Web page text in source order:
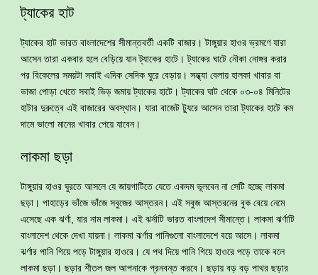
ট্যাকের হাট
ট্যাকের হাট ভারত বাংলাদেশের সীমান্তবর্তী একটি বাজার। টাঙ্গুয়ার হাওর ভ্রমণে যারা
আসেন তারা একবার হলে বেড়িয়ে যান ট্যাকের হাটে। ট্যাকের ঘাটে নৌকা নোঙ্গর করার
পর বিকেলের সময়টা সবাই এদিক সেদিক ঘুরে বেড়ায়। সন্ধ্যা বেলায় হালকা খাবার বা
ভাজা পোড়া খেতে সবাই ভিড় জমায় ট্যাকের হাটে। ট্যাকের ঘাট থেকে ০৩-০৪ মিনিটের
হাটার দুরুত্বে এই বাজারের অবস্থান। যারা বাজেট ট্যুরে আসেন তারা ট্যাকের হাটে কম
দামে ভালো মানের খাবার পেয়ে যাবেন।
লাকমা ছড়া
টাঙ্গুয়ার হাওর ঘুরতে আসলে যে জায়গাটিতে যেতে একদম ভূলবেন না সেটি হচ্ছে লাকমা
ছড়া। পাহাড়ের ভাঁজে ভাঁজে সবুজের আস্তরন। এই সবুজ আস্তরনের বুক বেয়ে নেমে
এসেছে এক ঝর্ণা, যার নাম লাকমা। এই ঝর্নাটি ভারত বাংলাদেশ সীমান্তে। লাকমা ঝর্ণাটি
বাংলাদেশ থেকে দেখা যায়না। লাকমা ঝর্ণার পানিগুলো বাংলাদেশে বয়ে আসে। লাকমা
ঝর্ণার পানি গিয়ে পড়ে টাঙ্গুয়ার হাওরে। যে পথ দিয়ে পানি গিয়ে হাওরে পড়ে তাকে বলে
লাকমা ছড়া। ছড়ার শীতল জল আপনাকে প্রনবন্ত করবে। ছড়ায় বড় বড় পাথর ছড়ার